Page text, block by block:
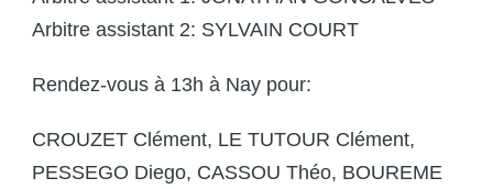
Arbitre assistant 2: SYLVAIN COURT
Rendez-vous à 13h à Nay pour:
CROUZET Clément, LE TUTOUR Clément,
PESSEGO Diego, CASSOU Théo, BOUREME